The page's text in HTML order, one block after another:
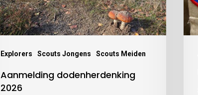
Explorers Scouts Jongens Scouts Meiden
Aanmelding dodenherdenking
2026